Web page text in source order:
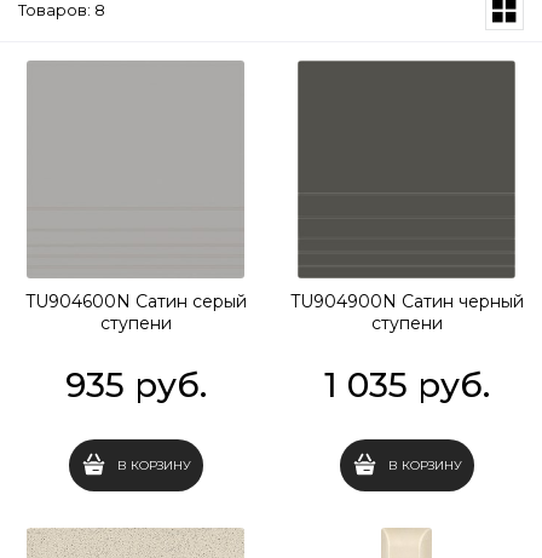
Товаров: 8
TU904600N Сатин серый
ступени
935 руб.
В КОРЗИНУ
TU904900N Сатин черный
ступени
1 035 руб.
В КОРЗИНУ